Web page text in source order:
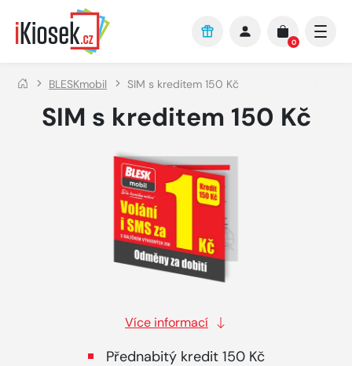
Přejít na hlavní obsah
0
BLESKmobil SIM s kreditem 150 Kč
SIM s kreditem 150 Kč
Více informací
Přednabitý kredit 150 Kč